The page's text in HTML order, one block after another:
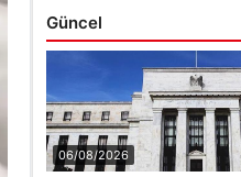
Güncel
06/08/2026